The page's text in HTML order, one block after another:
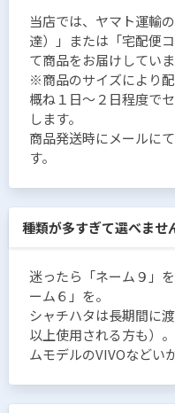
当店では、ヤマト運輸
達）」または「宅配便
て商品をお届けしていま
※商品のサイズにより配
概ね１日〜２日程度で
します。
商品発送時にメールに
す。
種類が多すぎて選べませ
迷ったら「ネーム９」
ーム６」を。
シャチハタは長期間に
以上使用される方も）
ムモデルのVIVOなどい